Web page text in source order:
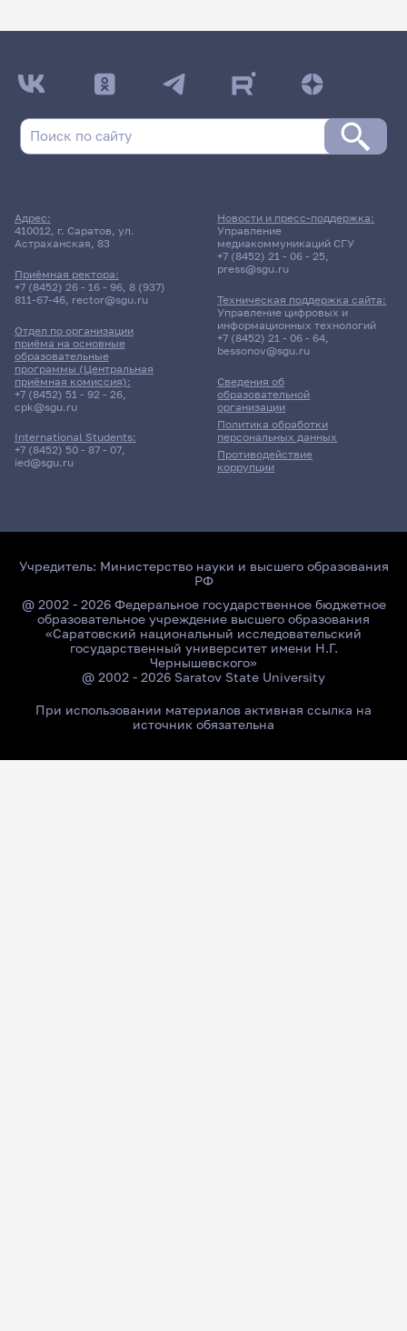
Адрес:
410012, г. Саратов, ул.
Астраханская, 83
Приёмная ректора:
+7 (8452) 26 - 16 - 96, 8 (937)
811-67-46, rector@sgu.ru
Отдел по организации
приёма на основные
образовательные
программы (Центральная
приёмная комиссия):
+7 (8452) 51 - 92 - 26,
cpk@sgu.ru
International Students:
+7 (8452) 50 - 87 - 07,
ied@sgu.ru
Сведения об
образовательной
организации
Политика обработки
персональных данных
Противодействие
коррупции
Новости и пресс-поддержка:
Управление
медиакоммуникаций СГУ
+7 (8452) 21 - 06 - 25,
press@sgu.ru
Техническая поддержка сайта:
Управление цифровых и
информационных технологий
+7 (8452) 21 - 06 - 64,
bessonov@sgu.ru
Учредитель: Министерство науки и высшего образования
РФ
@ 2002 - 2026 Федеральное государственное бюджетное
образовательное учреждение высшего образования
«Саратовский национальный исследовательский
государственный университет имени Н.Г.
Чернышевского»
@ 2002 - 2026 Saratov State University
При использовании материалов активная ссылка на
источник обязательна